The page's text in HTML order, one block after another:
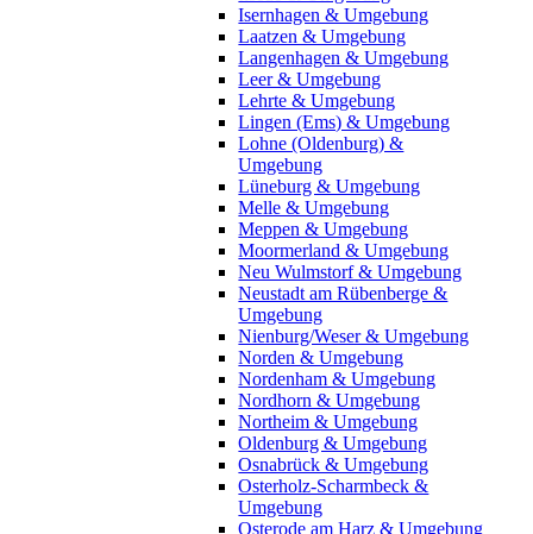
Isernhagen & Umgebung
Laatzen & Umgebung
Langenhagen & Umgebung
Leer & Umgebung
Lehrte & Umgebung
Lingen (Ems) & Umgebung
Lohne (Oldenburg) &
Umgebung
Lüneburg & Umgebung
Melle & Umgebung
Meppen & Umgebung
Moormerland & Umgebung
Neu Wulmstorf & Umgebung
Neustadt am Rübenberge &
Umgebung
Nienburg/Weser & Umgebung
Norden & Umgebung
Nordenham & Umgebung
Nordhorn & Umgebung
Northeim & Umgebung
Oldenburg & Umgebung
Osnabrück & Umgebung
Osterholz-Scharmbeck &
Umgebung
Osterode am Harz & Umgebung